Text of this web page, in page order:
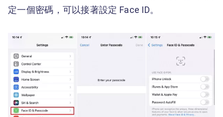
定一個密碼，可以接著設定 Face ID。